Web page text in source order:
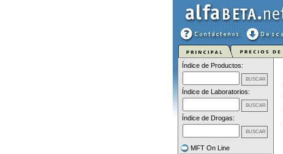
Índice de Productos:
Índice de Laboratorios:
Índice de Drogas:
MFT On Line